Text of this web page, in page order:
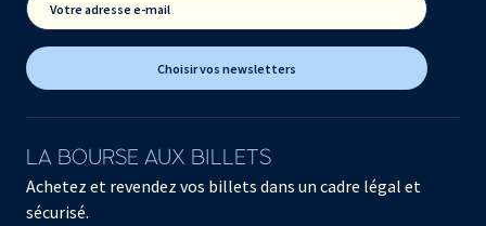
Votre adresse e-mail
Choisir vos newsletters
LA BOURSE AUX BILLETS
Achetez et revendez vos billets dans un cadre légal et
sécurisé.